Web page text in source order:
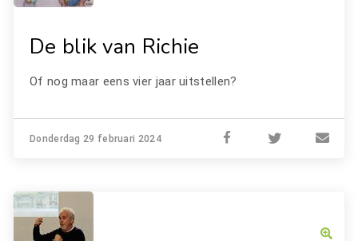
De blik van Richie
Of nog maar eens vier jaar uitstellen?
Donderdag 29 februari 2024